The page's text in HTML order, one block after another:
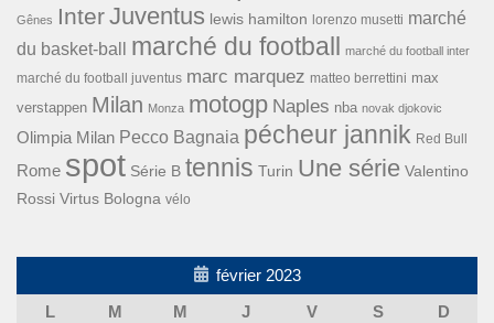
Gênes InterJuventus lewis hamilton lorenzo musetti marché
du basket-ball
marché du football marché du football inter
marché du football juventus marc marquez matteo berrettini max
verstappen Milan Monza motogp Naples nba novak djokovic
Olimpia Milan Pecco Bagnaia pécheur jannik Red Bull
Rome spot Série B tennis Turin Une série Valentino
Rossi Virtus Bologna vélo
février 2023
L
M M J V S
D